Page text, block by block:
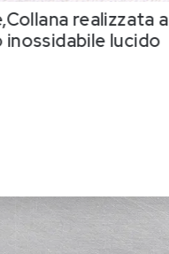
realizzata a
inossidabile lucido